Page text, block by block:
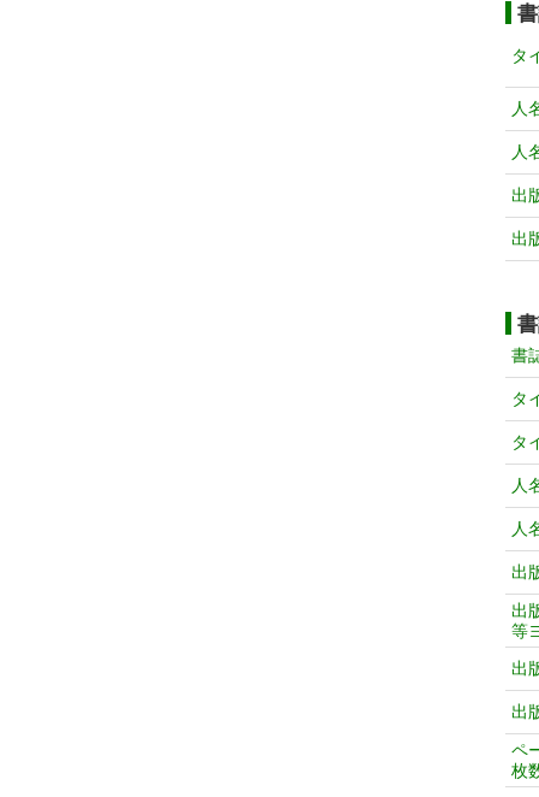
タ
人
人
出
出
書
タ
タ
人
人
出
出
等
出
出
ペ
枚